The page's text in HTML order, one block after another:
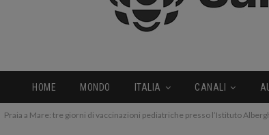
HOME MONDO ITALIA CANALI
Praia a Mare: tre giorni di vaccinazioni pediatriche presso l’Istituto